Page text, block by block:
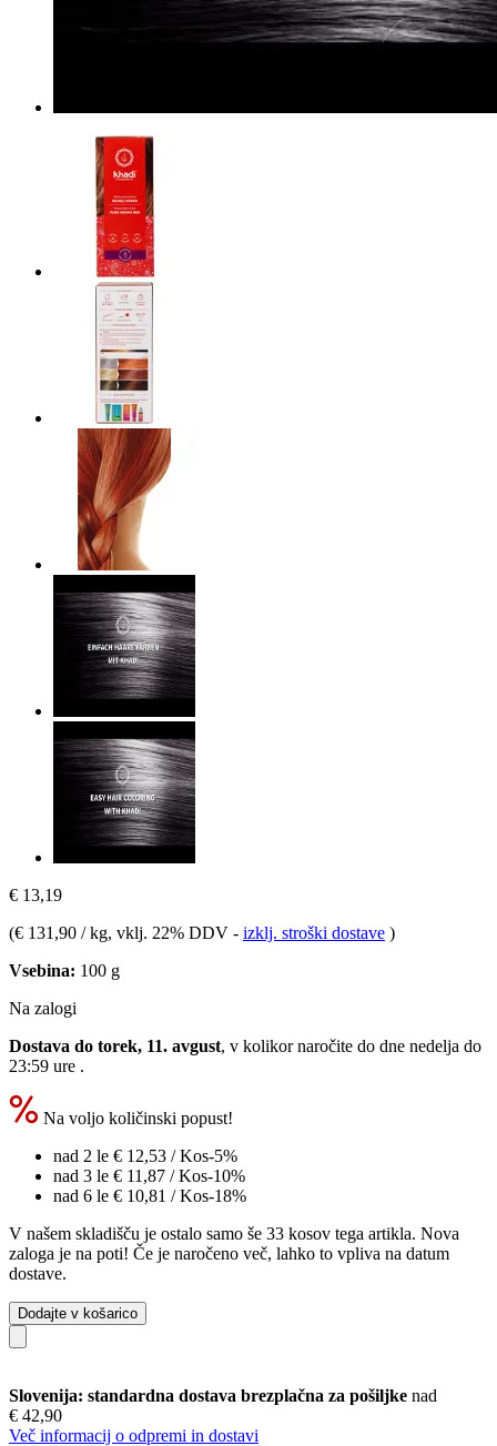
€ 13,19
(€ 131,90 / kg, vklj. 22% DDV - izklj. stroški dostave )
Vsebina: 100 g
Na zalogi
Dostava do torek, 11. avgust, v kolikor naročite do dne nedelja do
23:59 ure .
Na voljo količinski popust!
nad 2 le € 12,53 / Kos-5%
nad 3 le € 11,87 / Kos-10%
nad 6 le € 10,81 / Kos-18%
V našem skladišču je ostalo samo še 33 kosov tega artikla. Nova
zaloga je na poti! Če je naročeno več, lahko to vpliva na datum
dostave.
Dodajte v košarico
Slovenija: standardna dostava brezplačna za pošiljke nad
€ 42,90
Več informacij o odpremi in dostavi